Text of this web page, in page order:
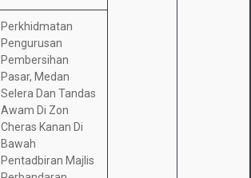
Perkhidmatan
Pengurusan
Pembersihan
Pasar, Medan
Selera Dan Tandas
Awam Di Zon
Cheras Kanan Di
Bawah
Pentadbiran Majlis